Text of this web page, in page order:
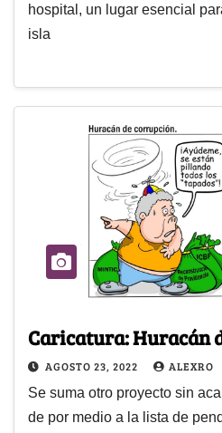
hospital, un lugar esencial
isla
Caricatura: Huracán
AGOSTO 23, 2022 ALEXRO
Se suma otro proyecto sin
de por medio a la lista de